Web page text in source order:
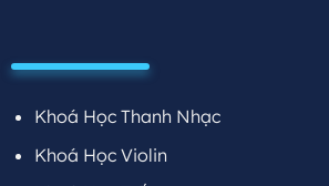
Khoá Học Thanh Nhạc
Khoá Học Violin